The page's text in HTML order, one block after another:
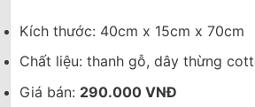
Kích thước: 40cm x 15cm x 70cm
Chất liệu: thanh gỗ, dây thừng
Giá bán: 290.000 VNĐ